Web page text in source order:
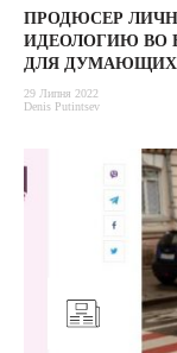
ПРОДЮСЕР
ИДЕОЛОГИЮ ВО
ДЛЯ ДУМАЮЩИХ
29 Липня 2022
Denis Putintsev